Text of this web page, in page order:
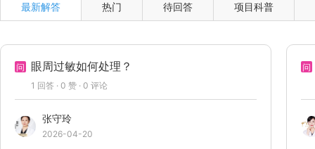
最新解答 热门 待回答 项目科普
问 眼周过敏如何处理？
1 回答 · 0 赞 · 0 评论
张守玲
2026-04-20
问